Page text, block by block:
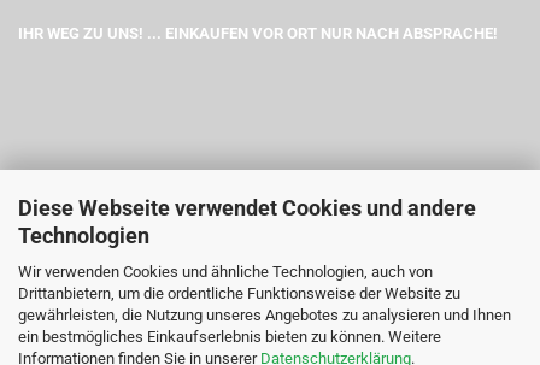
Diese Webseite verwendet Cookies und andere
Technologien
Wir verwenden Cookies und ähnliche Technologien, auch von
Drittanbietern, um die ordentliche Funktionsweise der Website zu
gewährleisten, die Nutzung unseres Angebotes zu analysieren und Ihnen
ein bestmögliches Einkaufserlebnis bieten zu können. Weitere
Informationen finden Sie in unserer Datenschutzerklärung.
IHR WEG ZU UNS! ... EINKAUFEN VOR ORT NUR NACH ABSPRACHE!